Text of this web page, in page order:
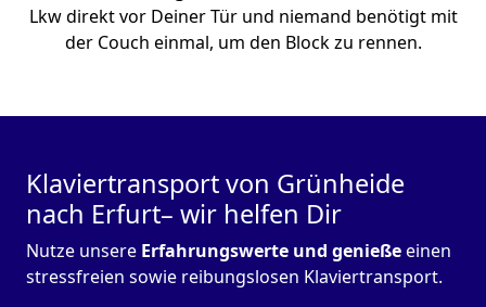
Lkw direkt vor Deiner Tür und niemand benötigt mit
der Couch einmal, um den Block zu rennen.
Klaviertransport von Grünheide
nach Erfurt– wir helfen Dir
Nutze unsere Erfahrungswerte und genießeeinen
stressfreien sowie reibungslosen Klaviertransport.